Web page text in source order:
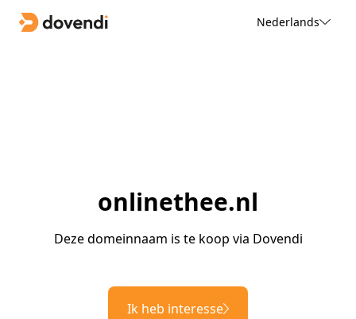
Nederlands
onlinethee.nl
Deze domeinnaam is te koop via Dovendi
Ik heb interesse